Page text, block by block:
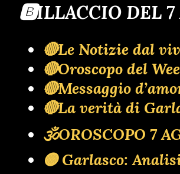
🅱️ILLACCIO DEL 7
🔴Le Notizie dal
🔴Oroscopo del
🔴Messaggio
🔴La verità di
🕉OROSCOPO 7
🟡 Garlasco: